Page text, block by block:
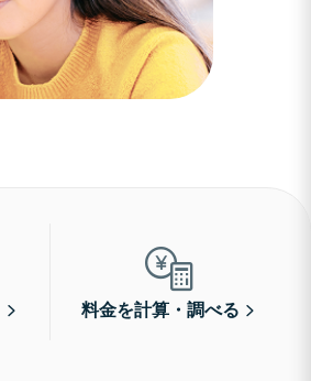
料金を計算・調べる